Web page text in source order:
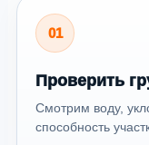
01
Проверить
Смотрим воду,
способность